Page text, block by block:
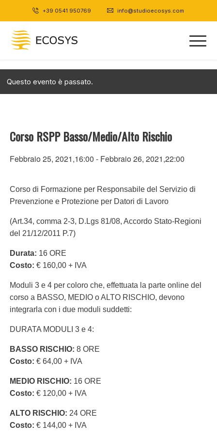
+39 0541 950769 info@studioecosys.com
Questo evento è passato.
Corso RSPP Basso/Medio/Alto Rischio
Febbraio 25, 2021,16:00 - Febbraio 26, 2021,22:00
Corso di Formazione per Responsabile del Servizio di
Prevenzione e Protezione per Datori di Lavoro
(Art.34, comma 2-3, D.Lgs 81/08, Accordo Stato-Regioni
del 21/12/2011 P.7)
Durata: 16 ORE
Costo: € 160,00 + IVA
Moduli 3 e 4 per coloro che, effettuata la parte online del
corso a BASSO, MEDIO o ALTO RISCHIO, devono
integrarla con i due moduli suddetti:
DURATA MODULI 3 e 4:
BASSO RISCHIO: 8 ORE
Costo: € 64,00 + IVA
MEDIO RISCHIO: 16 ORE
Costo: € 120,00 + IVA
ALTO RISCHIO: 24 ORE
Costo: € 144,00 + IVA